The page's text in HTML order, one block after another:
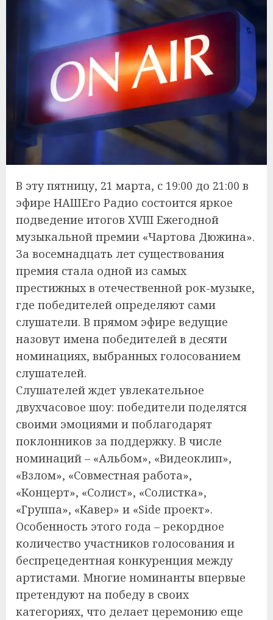
В эту пятницу, 21 марта, с 19:00 до 21:00 в
эфире НАШЕго Радио состоится яркое
подведение итогов XVIII Ежегодной
музыкальной премии «Чартова Дюжина».
За восемнадцать лет существования
премия стала одной из самых
престижных в отечественной рок-музыке,
где победителей определяют сами
слушатели. В прямом эфире ведущие
назовут имена победителей в десяти
номинациях, выбранных голосованием
слушателей.
Слушателей ждет увлекательное
двухчасовое шоу: победители поделятся
своими эмоциями и поблагодарят
поклонников за поддержку. В числе
номинаций – «Альбом», «Видеоклип»,
«Взлом», «Совместная работа»,
«Концерт», «Солист», «Солистка»,
«Группа», «Кавер» и «Side проект».
Особенность этого года – рекордное
количество участников голосования и
беспрецедентная конкуренция между
артистами. Многие номинанты впервые
претендуют на победу в своих
категориях, что делает церемонию еще